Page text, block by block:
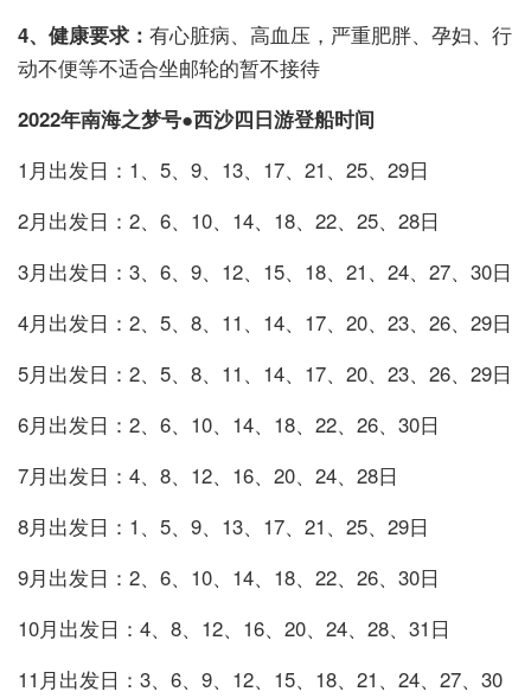
4、健康要求： 有心脏病、高血压，严重肥胖、孕妇、行
动不便等不适合坐邮轮的暂不接待
2022年南海之梦号●西沙四日游登船时间
1月出发日：1、5、9、13、17、21、25、29日
2月出发日：2、6、10、14、18、22、25、28日
3月出发日：3、6、9、12、15、18、21、24、27、30日
4月出发日：2、5、8、11、14、17、20、23、26、29日
5月出发日：2、5、8、11、14、17、20、23、26、29日
6月出发日：2、6、10、14、18、22、26、30日
7月出发日：4、8、12、16、20、24、28日
8月出发日：1、5、9、13、17、21、25、29日
9月出发日：2、6、10、14、18、22、26、30日
10月出发日：4、8、12、16、20、24、28、31日
11月出发日：3、6、9、12、15、18、21、24、27、30